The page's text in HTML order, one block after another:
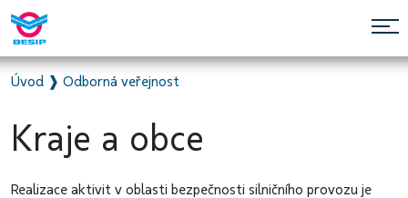
Úvod ❱ Odborná veřejnost
Kraje a obce
Realizace aktivit v oblasti bezpečnosti silničního provozu je